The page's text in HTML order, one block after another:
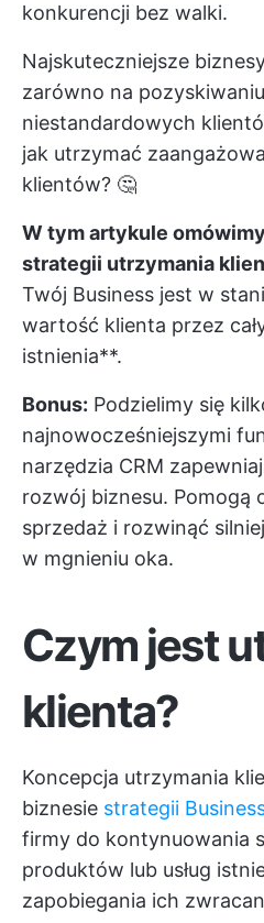
konkurencji bez walki.
Najskuteczniejsze
zarówno na
niestandardowych
jak utrzymać
klientów? 🤔
W tym artykule
strategii utrzymania
Twój Business jest w
wartość klienta przez
istnienia**.
Bonus: Podzielimy się
najnowocześniejszymi
narzędzia CRM
rozwój biznesu. Pomogą
sprzedaż i rozwinąć
w mgnieniu oka.
Czym jest
klienta?
Koncepcja utrzymania
biznesie strategii
firmy do kontynuowania
produktów lub usług
zapobiegania ich